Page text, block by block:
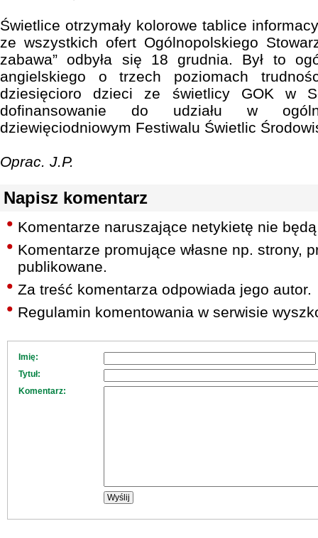
Świetlice otrzymały kolorowe tablice
ze wszystkich ofert Ogólnopolskiego
zabawa” odbyła się 18 grudnia. Był to
angielskiego o trzech poziomach
dziesięcioro dzieci ze świetlicy GOK w
dofinansowanie do udziału w
dziewięciodniowym Festiwalu Świetlic
Oprac. J.P.
Napisz komentarz
Komentarze naruszające netykietę nie
Komentarze promujące własne np. strony,
publikowane.
Za treść komentarza odpowiada jego autor.
Regulamin komentowania w serwisie
Imię:
Tytuł:
Komentarz: